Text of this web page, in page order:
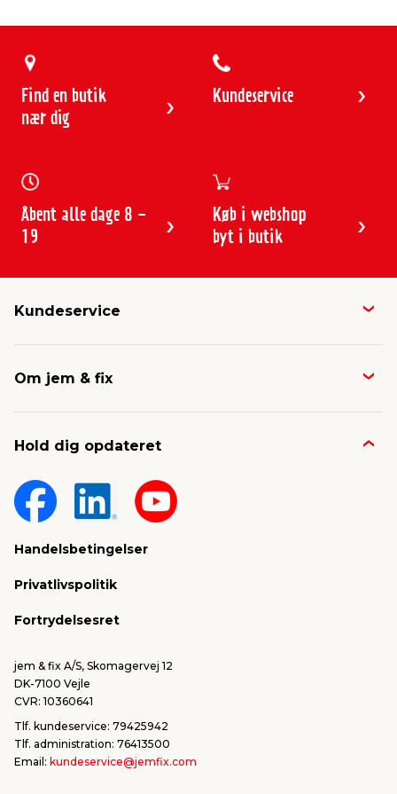
Find en butik
nær dig
Kundeservice
Åbent alle dage 8 -
19
Køb i webshop
byt i butik
Kundeservice
Avisen
Fragt & levering
Om jem & fix
Nyheder & presse
Om jem & fix
Sponsorater & projekter
Hold dig opdateret
Handelsbetingelser
Privatlivspolitik
Fortrydelsesret
jem & fix A/S, Skomagervej 12
DK-7100 Vejle
CVR: 10360641
Tlf. kundeservice: 79425942
Tlf. administration: 76413500
Email: kundeservice@jemfix.com